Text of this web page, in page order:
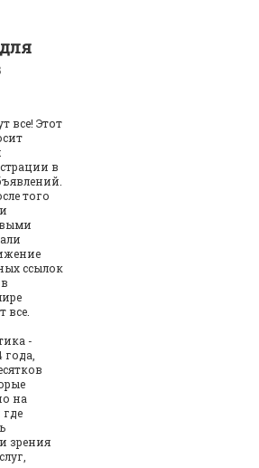
все! Этот
в
того
ссылок
все.
-
на
зрения